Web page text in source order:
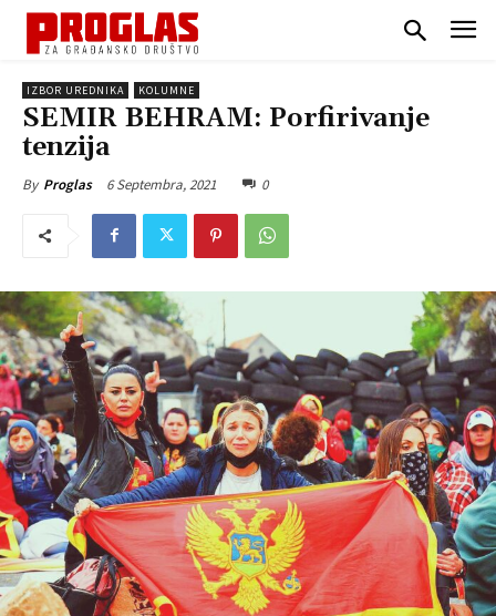
IZBOR UREDNIKA KOLUMNE
SEMIR BEHRAM: Porfirivanje
tenzija
By Proglas 6 Septembra, 2021 0